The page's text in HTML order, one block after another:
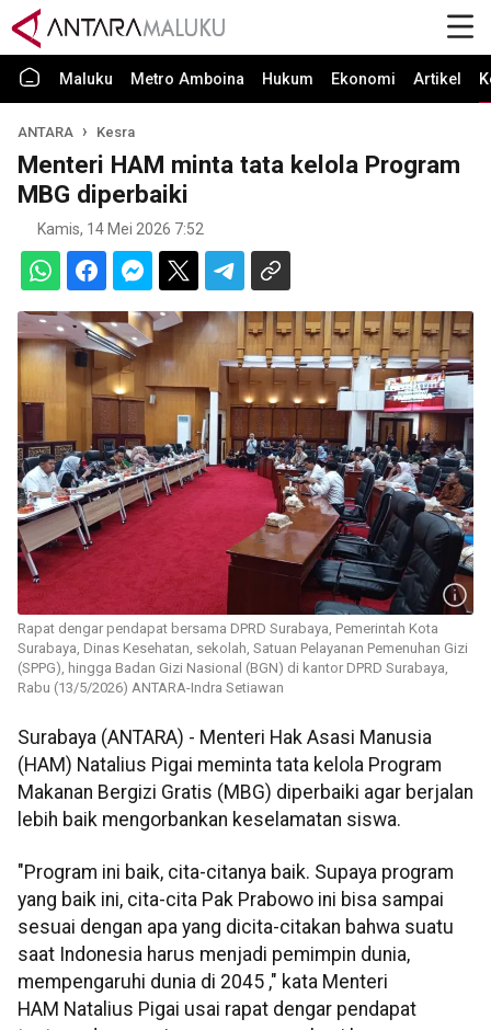
Maluku Metro Amboina Hukum Ekonomi Artikel
ANTARA Kesra
Menteri HAM minta tata kelola Program
MBG diperbaiki
Kamis, 14 Mei 2026 7:52
Rapat dengar pendapat bersama DPRD Surabaya, Pemerintah Kota
Surabaya, Dinas Kesehatan, sekolah, Satuan Pelayanan Pemenuhan Gizi
(SPPG), hingga Badan Gizi Nasional (BGN) di kantor DPRD Surabaya,
Rabu (13/5/2026) ANTARA-Indra Setiawan
Surabaya (ANTARA) - Menteri Hak Asasi Manusia
(HAM) Natalius Pigai meminta tata kelola Program
Makanan Bergizi Gratis (MBG) diperbaiki agar berjalan
lebih baik mengorbankan keselamatan siswa.
"Program ini baik, cita-citanya baik. Supaya program
yang baik ini, cita-cita Pak Prabowo ini bisa sampai
sesuai dengan apa yang dicita-citakan bahwa suatu
saat Indonesia harus menjadi pemimpin dunia,
mempengaruhi dunia di 2045 ," kata Menteri
HAM Natalius Pigai usai rapat dengar pendapat